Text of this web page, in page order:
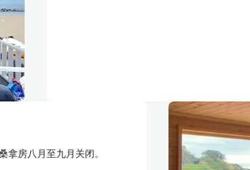
拿房八月至九月关闭。